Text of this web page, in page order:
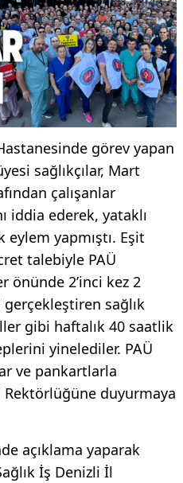
görev yapan
sağlıkçılar, Mart
çalışanlar
iddia ederek, yataklı
yapmıştı. Eşit
talebiyle PAÜ
önünde 2’inci kez 2
sağlık
gibi haftalık 40 saatlik
yinelediler. PAÜ
ve pankartlarla
duyurmaya
açıklama yaparak
İş Denizli İl